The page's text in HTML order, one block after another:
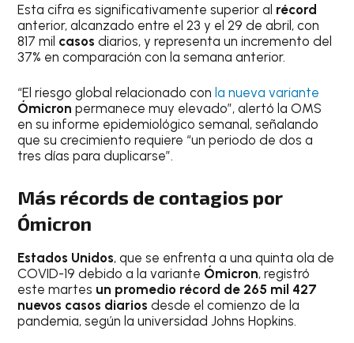
Esta cifra es significativamente superior al récord
anterior, alcanzado entre el 23 y el 29 de abril, con
817 mil casos diarios, y representa un incremento del
37% en comparación con la semana anterior.
“El riesgo global relacionado con la nueva variante
Ómicron permanece muy elevado”, alertó la OMS
en su informe epidemiológico semanal, señalando
que su crecimiento requiere “un periodo de dos a
tres días para duplicarse”.
Más récords de contagios por
Ómicron
Estados Unidos, que se enfrenta a una quinta ola de
COVID-19 debido a la variante Ómicron, registró
este martes un promedio récord de 265 mil 427
nuevos casos diarios desde el comienzo de la
pandemia, según la universidad Johns Hopkins.